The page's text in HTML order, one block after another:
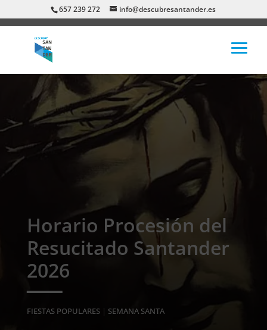
657 239 272 info@descubresantander.es
Horario Procesión del
Resucitado Santander
2026
FIESTAS POPULARES| SEMANA SANTA